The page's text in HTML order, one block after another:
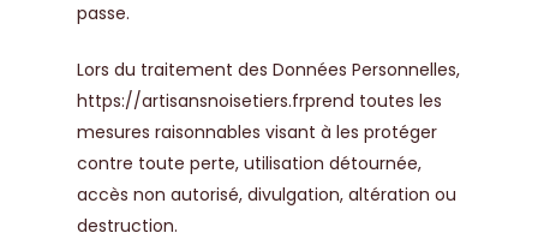
passe.
Lors du traitement des Données Personnelles,
https://artisansnoisetiers.frprend toutes les
mesures raisonnables visant à les protéger
contre toute perte, utilisation détournée,
accès non autorisé, divulgation, altération ou
destruction.